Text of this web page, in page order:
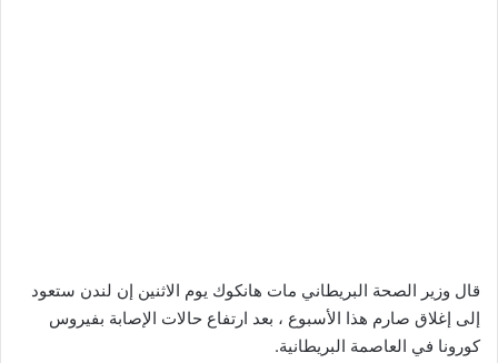
قال وزير الصحة البريطاني مات هانكوك يوم الاثنين إن لندن ستعود
إلى إغلاق صارم هذا الأسبوع ، بعد ارتفاع حالات الإصابة بفيروس
كورونا في العاصمة البريطانية.